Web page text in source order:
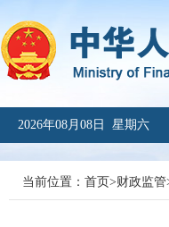
2026年08月08日 星期六
当前位置： 首页>财政监管